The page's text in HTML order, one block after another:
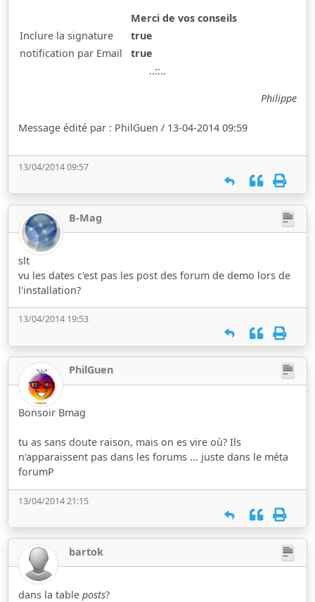
Merci de vos conseils
Inclure la signature
true
notification par Email
true
..::..
Philippe
Message édité par : PhilGuen / 13-04-2014 09:59
13/04/2014 09:57
B-Mag
slt
vu les dates c'est pas les post des forum de demo lors de
l'installation?
13/04/2014 19:53
PhilGuen
Bonsoir Bmag
tu as sans doute raison, mais on es vire où? Ils
n'apparaissent pas dans les forums ... juste dans le méta
forumP
13/04/2014 21:15
bartok
dans la tableposts?